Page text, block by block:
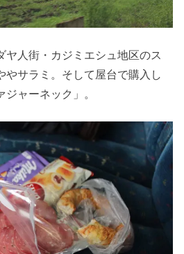
ヤ人街・カジミエシュ地区のス
やサラミ。そして屋台で購入し
ャーネック」。